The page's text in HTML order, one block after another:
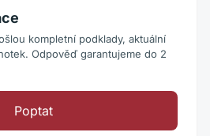
kompletní podklady, aktuální
Odpověď garantujeme do 2
Poptat